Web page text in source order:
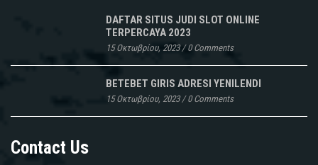
DAFTAR SITUS JUDI SLOT ONLINE
TERPERCAYA 2023
15 Οκτωβρίου, 2023/0 Comments
BETEBET GIRIS ADRESI YENILENDI
15 Οκτωβρίου, 2023/0 Comments
Contact Us